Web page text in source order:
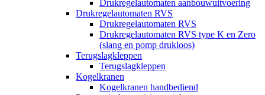
Drukregelautomaten aanbouwuitvoering
Drukregelautomaten RVS
Drukregelautomaten RVS
Drukregelautomaten RVS type K en Zero
(slang en pomp drukloos)
Terugslagkleppen
Terugslagkleppen
Kogelkranen
Kogelkranen handbediend